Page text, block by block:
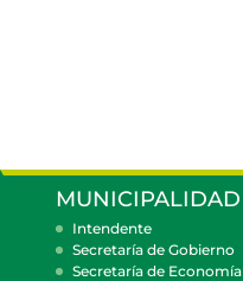
MUNICIPALIDAD
Intendente
Secretaría de Gobierno
Secretaría de Economía